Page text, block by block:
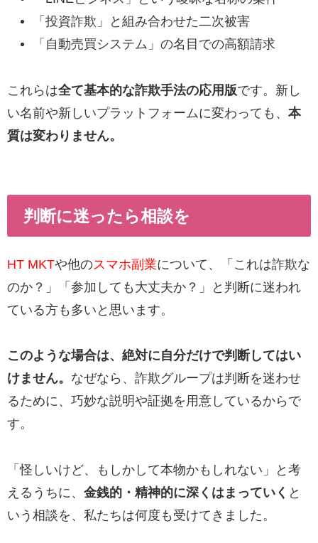
「投資詐欺」と組み合わせた二次被害
「自動売買システム」の名目での高額請求
これらは全て基本的な詐欺手法の応用版です。新し
い名前や新しいプラットフォームに変わっても、 本
質は変わりません。
判断に迷ったら相談を
HT MKTや他のスマホ副業について、「これは詐欺な
のか？」「参加しても大丈夫か？」と判断に迷われ
ている方も多いと思います。
このような場合は、絶対に自分だけで判断してはい
けません。 なぜなら、詐欺グループは判断を迷わせ
るために、巧妙な説明や証拠を用意しているからで
す。
「怪しいけど、もしかして本物かもしれない」と考
えるうちに、 金銭的・精神的に深くはまっていく と
いう相談を、私たちは何度も受けてきました。